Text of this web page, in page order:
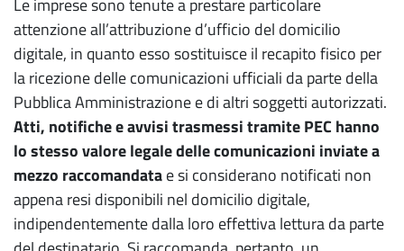
Le imprese sono tenute a prestare particolare
attenzione all’attribuzione d’ufficio del domicilio
digitale, in quanto esso sostituisce il recapito fisico per
la ricezione delle comunicazioni ufficiali da parte della
Pubblica Amministrazione e di altri soggetti autorizzati.
Atti, notifiche e avvisi trasmessi tramite PEC hanno
lo stesso valore legale delle comunicazioni inviate a
mezzo raccomandatae si considerano notificati non
appena resi disponibili nel domicilio digitale,
indipendentemente dalla loro effettiva lettura da parte